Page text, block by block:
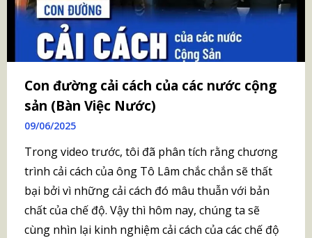
Con đường cải cách của các nước cộng
sản (Bàn Việc Nước)
09/06/2025
Trong video trước, tôi đã phân tích rằng chương
trình cải cách của ông Tô Lâm chắc chắn sẽ thất
bại bởi vì những cải cách đó mâu thuẫn với bản
chất của chế độ. Vậy thì hôm nay, chúng ta sẽ
cùng nhìn lại kinh nghiệm cải cách của các chế độ